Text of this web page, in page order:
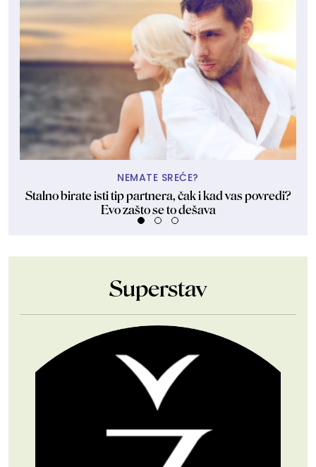
NEMATE SREĆE?
Stalno birate isti tip partnera, čak i kad vas povredi?
Evo zašto se to dešava
Superstav